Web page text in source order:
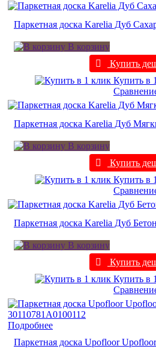
Паркетная доска Karelia Дуб
В корзину
Купить
Купить в
Паркетная доска Karelia Дуб
В корзину
Купить
Купить в
Паркетная доска Karelia Дуб
В корзину
Купить
Купить в
Подробнее
Паркетная доска Upofloor